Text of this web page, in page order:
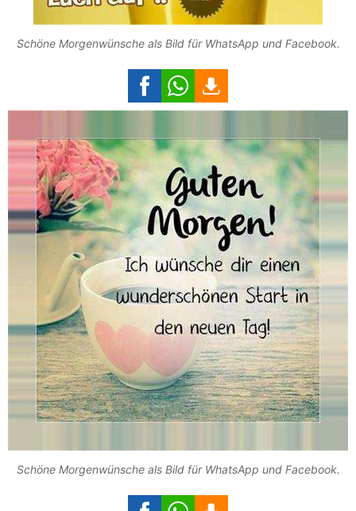
Schöne Morgenwünsche als Bild für WhatsApp und Facebook.
Schöne Morgenwünsche als Bild für WhatsApp und Facebook.